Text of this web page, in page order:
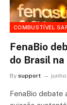
COMBUSTÍVEL
FenaBio
do Brasil
By support
FenaBio debate